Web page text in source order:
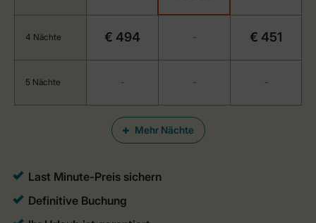
Mehr Nächte
4 Nächte € 494 - € 451
5 Nächte - - -